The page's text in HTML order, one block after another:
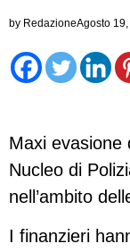
by RedazioneAgosto
Maxi evasione
Nucleo di
nell’ambito
I finanzieri